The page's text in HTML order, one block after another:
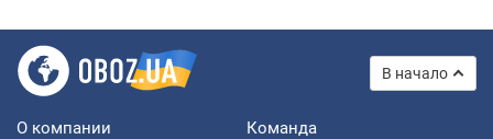
В начало
О компании Команда